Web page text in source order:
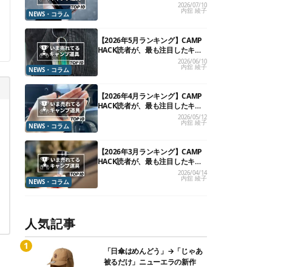
NEWS・コラム
2026/07/10
内舘 綾子
NEWS・コラム
【2026年5月ランキング】CAMP
HACK読者が、最も注目したキャ
ンプ道具TOP10
2026/06/10
内舘 綾子
NEWS・コラム
【2026年4月ランキング】CAMP
HACK読者が、最も注目したキャ
ンプ道具TOP10
2026/05/12
内舘 綾子
NEWS・コラム
【2026年3月ランキング】CAMP
HACK読者が、最も注目したキャ
ンプ道具TOP10
2026/04/14
内舘 綾子
人気記事
「日傘はめんどう」→「じゃあ
被るだけ」ニューエラの新作